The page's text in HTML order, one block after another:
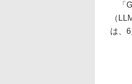
「
（
は、